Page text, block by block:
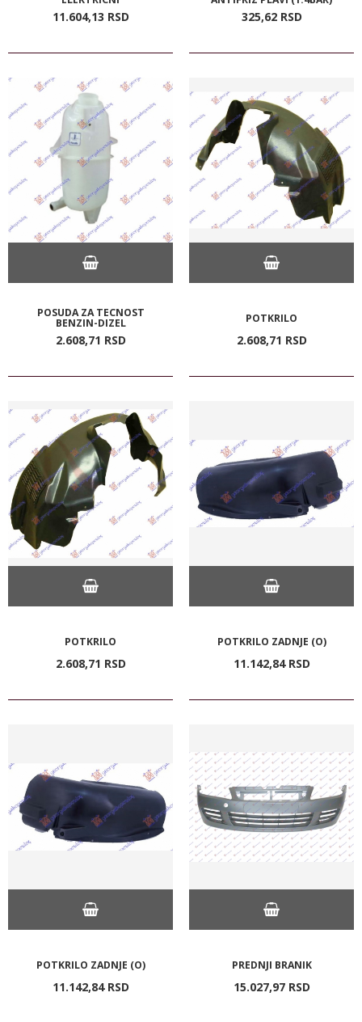
11.604,13 RSD 325,62 RSD
POSUDA ZA TECNOST
BENZIN-DIZEL
2.608,71 RSD
POTKRILO
2.608,71 RSD
POTKRILO
2.608,71 RSD
POTKRILO ZADNJE (O)
11.142,84 RSD
POTKRILO ZADNJE (O)
11.142,84 RSD
PREDNJI BRANIK
15.027,97 RSD